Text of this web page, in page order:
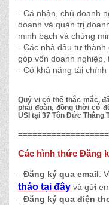
- Cá nhân, chủ doanh
doanh và quản trị
minh bạch và chứng
- Các nhà đầu tư thành
góp vốn doanh nghiệp,
- Có khả năng tài chính
Quý vị có thể thắc mắc,
phái đoàn, đồng thời có
USI tại 37 Tôn Đức Thắng
Các hình thức Đăng
- Đăng ký qua email:
thảo tại đây và gửi
- Đăng ký qua điện